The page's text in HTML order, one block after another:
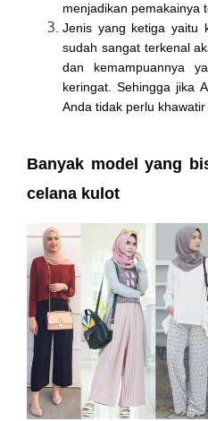
menjadikan pemakainya
Jenis yang ketiga yaitu
sudah sangat terkenal
dan kemampuannya
keringat. Sehingga jika
Anda tidak perlu
Banyak model yang
celana kulot